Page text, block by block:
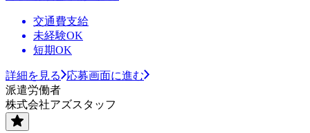
交通費支給
未経験OK
短期OK
詳細を見る
応募画面に進む
派遣労働者
株式会社アズスタッフ